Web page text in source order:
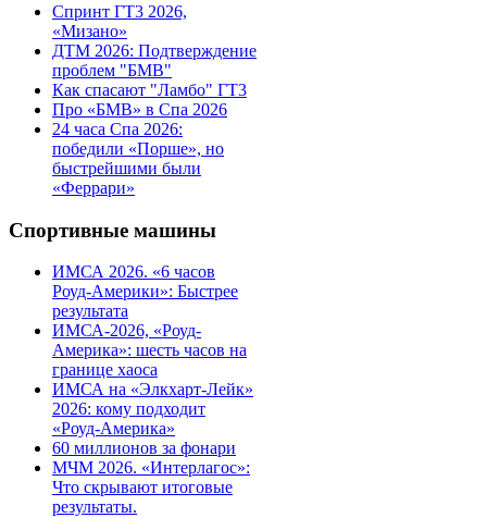
Спринт ГТ3 2026,
«Мизано»
ДТМ 2026: Подтверждение
проблем "БМВ"
Как спасают "Ламбо" ГТ3
Про «БМВ» в Спа 2026
24 часа Спа 2026:
победили «Порше», но
быстрейшими были
«Феррари»
Спортивные машины
ИМСА 2026. «6 часов
Роуд-Америки»: Быстрее
результата
ИМСА-2026, «Роуд-
Америка»: шесть часов на
границе хаоса
ИМСА на «Элкхарт-Лейк»
2026: кому подходит
«Роуд-Америка»
60 миллионов за фонари
МЧМ 2026. «Интерлагос»:
Что скрывают итоговые
результаты.